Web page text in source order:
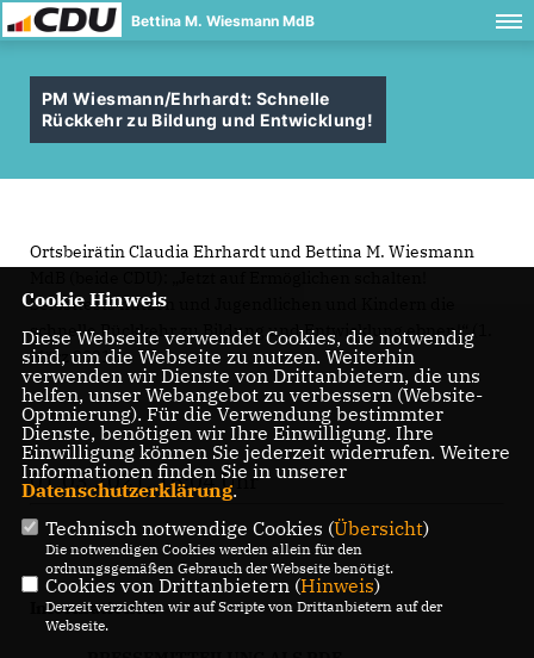
Bettina M. Wiesmann MdB
PM Wiesmann/Ehrhardt: Schnelle
Rückkehr zu Bildung und Entwicklung!
Ortsbeirätin Claudia Ehrhardt und Bettina M. Wiesmann
Selbsttests nutzen und Jugendlichen und Kindern die
schnelle Rückkehr zu Bildung und Entwicklung ebnen!“ (1.
März 2021)
01.03.2021, 16:04 Uhr
Informationen
Cookie Hinweis
Diese Webseite verwendet Cookies, die notwendig
sind, um die Webseite zu nutzen. Weiterhin
verwenden wir Dienste von Drittanbietern, die uns
helfen, unser Webangebot zu verbessern (Website-
Optmierung). Für die Verwendung bestimmter
Dienste, benötigen wir Ihre Einwilligung. Ihre
Einwilligung können Sie jederzeit widerrufen. Weitere
Informationen finden Sie in unserer
Datenschutzerklärung.
Technisch notwendige Cookies (Übersicht)
Die notwendigen Cookies werden allein für den
ordnungsgemäßen Gebrauch der Webseite benötigt.
Cookies von Drittanbietern (Hinweis)
Derzeit verzichten wir auf Scripte von Drittanbietern auf der
Webseite.